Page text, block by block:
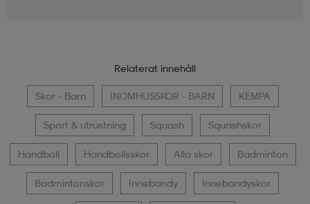
Relaterat innehåll
Skor - Barn INOMHUSSKOR - BARN KEMPA
Sport & utrustning Squash Squashskor
Handboll Handbollsskor Alla skor Badminton
Badmintonskor Innebandy Innebandyskor